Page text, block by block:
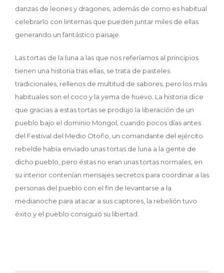
danzas de leones y dragones, además de como es habitual
celebrarlo con linternas que pueden juntar miles de ellas
generando un fantástico paisaje.
Las tortas de la luna a las que nos referíamos al principios
tienen una historia tras ellas, se trata de pasteles
tradicionales, rellenos de multitud de sabores, pero los más
habituales son el coco y la yema de huevo. La historia dice
que gracias a estas tortas se produjo la liberación de un
pueblo bajo el dominio Mongol, cuando pocos días antes
del Festival del Medio Otoño, un comandante del ejército
rebelde había enviado unas tortas de luna a la gente de
dicho pueblo, pero éstas no eran unas tortas normales, en
su interior contenían mensajes secretos para coordinar a las
personas del pueblo con el fin de levantarse a la
medianoche para atacar a sus captores, la rebelión tuvo
éxito y el pueblo consiguió su libertad.